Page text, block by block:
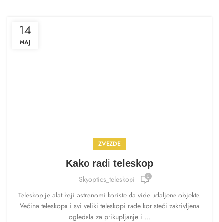
14
MAJ
ZVEZDE
Kako radi teleskop
Skyoptics_teleskopi 0
Teleskop je alat koji astronomi koriste da vide udaljene objekte.
Većina teleskopa i svi veliki teleskopi rade koristeći zakrivljena
ogledala za prikupljanje i ...